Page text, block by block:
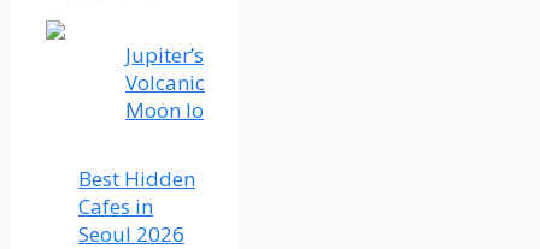
Jupiter’s
Volcanic
Moon Io
Best Hidden
Cafes in
Seoul 2026